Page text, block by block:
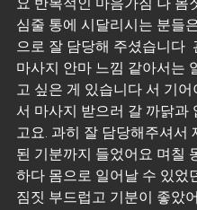
심줄 통에 시달리시는 분들
으로 잘 담당해 주셨습니다
마사지 안마 느낌 같아서는
고 싶은 게 있습니다 서 기
서 마사지 받으러 갈 까닭과
고요. 과히 잘 담당해주셔서
된 기분까지 들었어요 며칠
하다 몸으로 일어날 수 있었
짐짓 부드럽고 기분이 좋았